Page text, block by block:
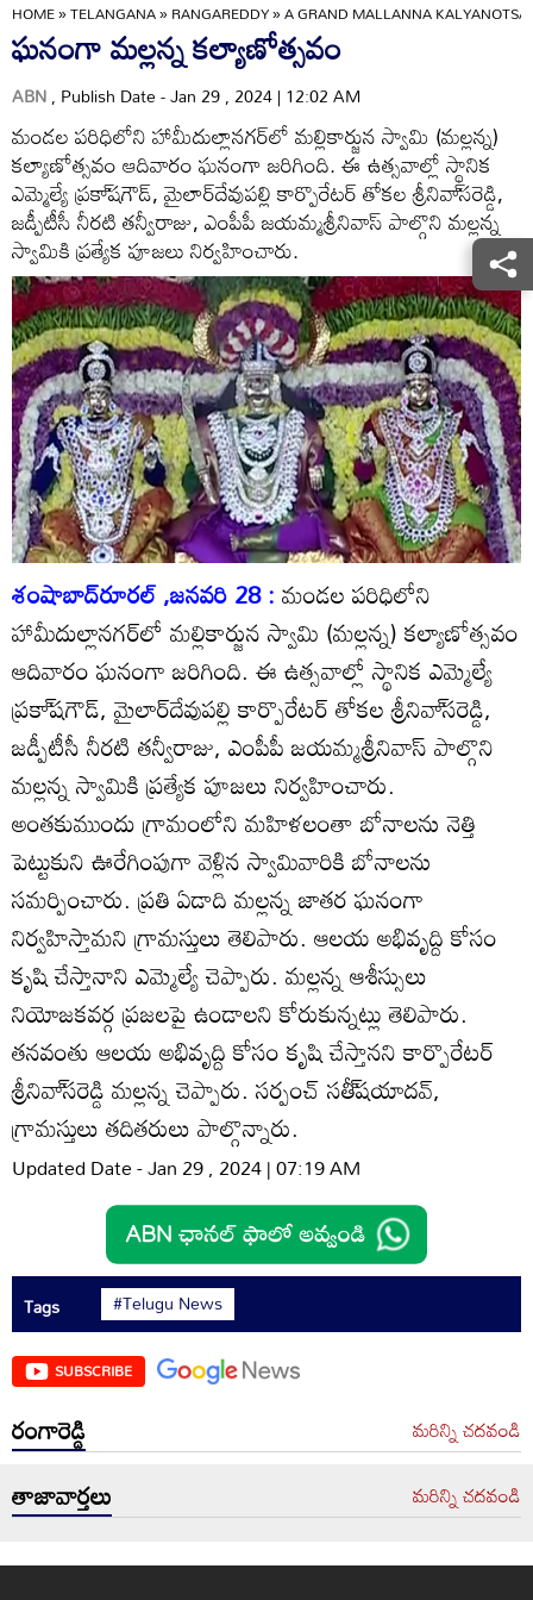
HOME»TELANGANA»RANGAREDDY»A GRAND MALLANNA
ఘనంగా మల్లన్న కల్యాణోత్సవం
ABN, Publish Date - Jan 29 , 2024 | 12:02 AM
మండల పరిధిలోని హామీదుల్లానగర్‌లో మల్లికార్జున స్వామి (మల్లన్న)
కల్యాణోత్సవం ఆదివారం ఘనంగా జరిగింది. ఈ ఉత్సవాల్లో స్థానిక
ఎమ్మెల్యే ప్రకా్‌షగౌడ్‌, మైలార్‌దేవుపల్లి కార్పొరేటర్‌ తోకల శ్రీనివా్‌సరెడ్డి,
జడ్పీటీసీ నీరటి తన్వీరాజు, ఎంపీపీ జయమ్మశ్రీనివాస్‌ పాల్గొని మల్లన్న
స్వామికి ప్రత్యేక పూజలు నిర్వహించారు.
శంషాబాద్‌రూరల్‌ ,జనవరి 28 :మండల పరిధిలోని
హామీదుల్లానగర్‌లో మల్లికార్జున స్వామి (మల్లన్న) కల్యాణోత్సవం
ఆదివారం ఘనంగా జరిగింది. ఈ ఉత్సవాల్లో స్థానిక ఎమ్మెల్యే
ప్రకా్‌షగౌడ్‌, మైలార్‌దేవుపల్లి కార్పొరేటర్‌ తోకల శ్రీనివా్‌సరెడ్డి,
జడ్పీటీసీ నీరటి తన్వీరాజు, ఎంపీపీ జయమ్మశ్రీనివాస్‌ పాల్గొని
మల్లన్న స్వామికి ప్రత్యేక పూజలు నిర్వహించారు.
అంతకుముందు గ్రామంలోని మహిళలంతా బోనాలను నెత్తి
పెట్టుకుని ఊరేగింపుగా వెళ్లిన స్వామివారికి బోనాలను
సమర్పించారు. ప్రతి ఏడాది మల్లన్న జాతర ఘనంగా
నిర్వహిస్తామని గ్రామస్తులు తెలిపారు. ఆలయ అభివృద్ది కోసం
కృషి చేస్తానాని ఎమ్మెల్యే చెప్పారు. మల్లన్న ఆశీస్సులు
నియోజకవర్గ ప్రజలపై ఉండాలని కోరుకున్నట్లు తెలిపారు.
తనవంతు ఆలయ అభివృద్ది కోసం కృషి చేస్తానని కార్పొరేటర్‌
శ్రీనివా్‌సరెడ్డి మల్లన్న చెప్పారు. సర్పంచ్‌ సతీ్‌షయాదవ్‌,
గ్రామస్తులు తదితరులు పాల్గొన్నారు.
Updated Date - Jan 29 , 2024 | 07:19 AM
Tags #Telugu News
SUBSCRIBE
రంగారెడ్డి మరిన్ని చదవండి
తాజావార్తలు మరిన్ని చదవండి